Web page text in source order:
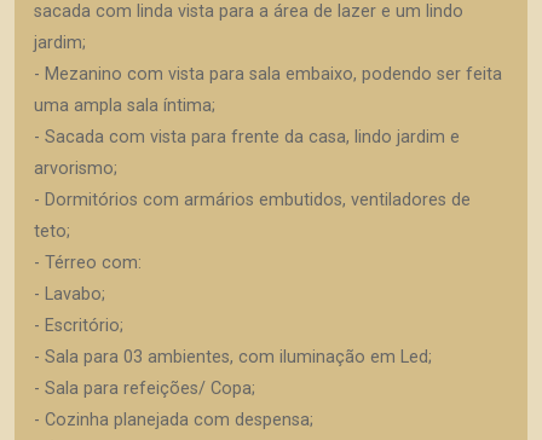
sacada com linda vista para a área de lazer e um lindo
jardim;
- Mezanino com vista para sala embaixo, podendo ser feita
uma ampla sala íntima;
- Sacada com vista para frente da casa, lindo jardim e
arvorismo;
- Dormitórios com armários embutidos, ventiladores de
teto;
- Térreo com:
- Lavabo;
- Escritório;
- Sala para 03 ambientes, com iluminação em Led;
- Sala para refeições/ Copa;
- Cozinha planejada com despensa;